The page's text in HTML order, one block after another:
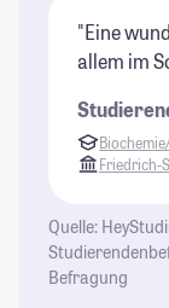
"Eine
allem im
Friedrich-
Quelle:
Befragung